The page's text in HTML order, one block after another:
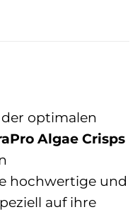
optimalen
Algae Crisps
hochwertige und
auf ihre